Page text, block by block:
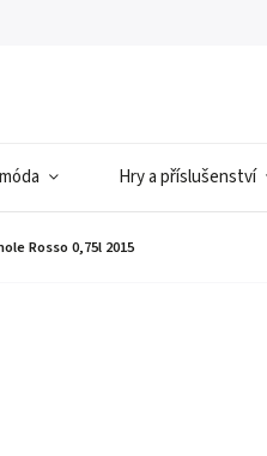
Hry a příslušenství
Rosso 0,75l 2015